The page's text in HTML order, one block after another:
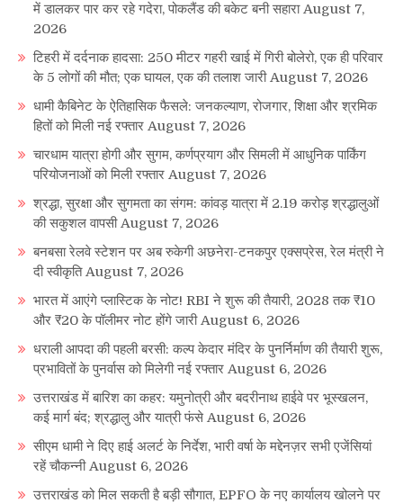
में डालकर पार कर रहे गदेरा, पोकलैंड की बकेट बनी सहारा August 7,
2026
टिहरी में दर्दनाक हादसा: 250 मीटर गहरी खाई में गिरी बोलेरो, एक ही परिवार
के 5 लोगों की मौत; एक घायल, एक की तलाश जारी August 7, 2026
धामी कैबिनेट के ऐतिहासिक फैसले: जनकल्याण, रोजगार, शिक्षा और श्रमिक
हितों को मिली नई रफ्तार August 7, 2026
चारधाम यात्रा होगी और सुगम, कर्णप्रयाग और सिमली में आधुनिक पार्किंग
परियोजनाओं को मिली रफ्तार August 7, 2026
श्रद्धा, सुरक्षा और सुगमता का संगम: कांवड़ यात्रा में 2.19 करोड़ श्रद्धालुओं
की सकुशल वापसी August 7, 2026
बनबसा रेलवे स्टेशन पर अब रुकेगी अछनेरा-टनकपुर एक्सप्रेस, रेल मंत्री ने
दी स्वीकृति August 7, 2026
भारत में आएंगे प्लास्टिक के नोट! RBI ने शुरू की तैयारी, 2028 तक ₹10
और ₹20 के पॉलीमर नोट होंगे जारी August 6, 2026
धराली आपदा की पहली बरसी: कल्प केदार मंदिर के पुनर्निर्माण की तैयारी शुरू,
प्रभावितों के पुनर्वास को मिलेगी नई रफ्तार August 6, 2026
उत्तराखंड में बारिश का कहर: यमुनोत्री और बदरीनाथ हाईवे पर भूस्खलन,
कई मार्ग बंद; श्रद्धालु और यात्री फंसे August 6, 2026
सीएम धामी ने दिए हाई अलर्ट के निर्देश, भारी वर्षा के मद्देनज़र सभी एजेंसियां
रहें चौकन्नी August 6, 2026
उत्तराखंड को मिल सकती है बड़ी सौगात, EPFO के नए कार्यालय खोलने पर